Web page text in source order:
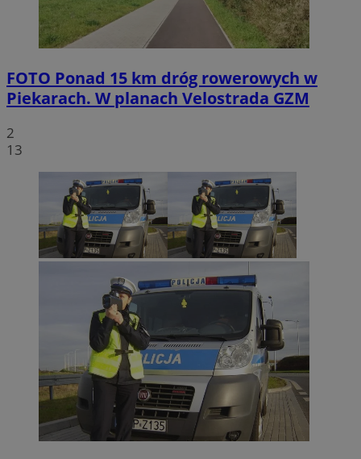
FOTO Ponad 15 km dróg rowerowych w
Piekarach. W planach Velostrada GZM
2
13